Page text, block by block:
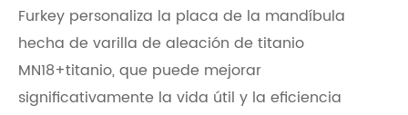
Furkey personaliza la placa de la mandíbula
hecha de varilla de aleación de titanio
MN18+titanio, que puede mejorar
significativamente la vida útil y la eficiencia